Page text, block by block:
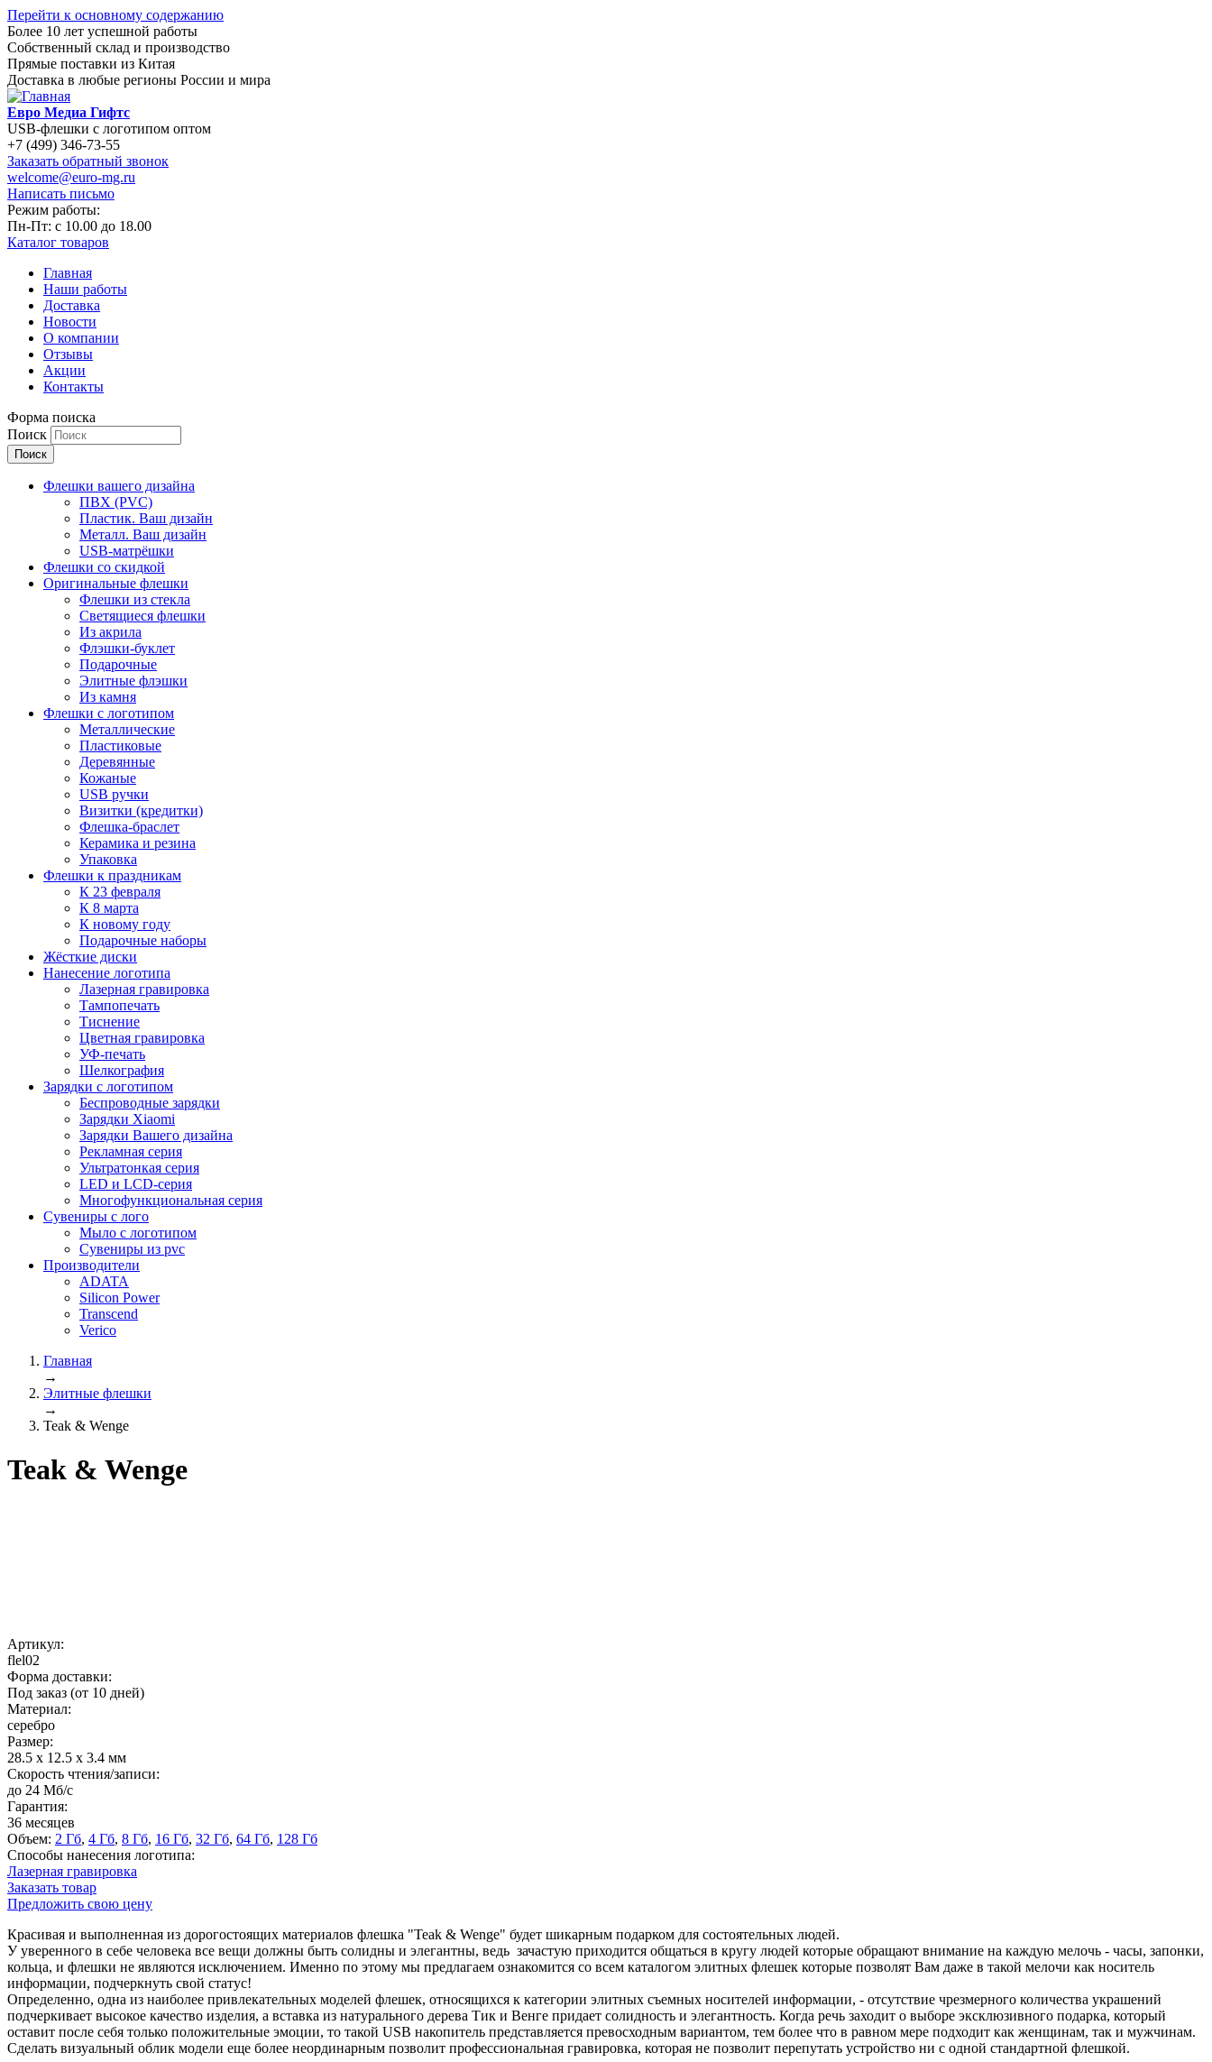
Перейти к основному содержанию
Более 10 лет успешной работы
Собственный склад и производство
Прямые поставки из Китая
Доставка в любые регионы России и мира
Евро Медиа Гифтс
USB-флешки с логотипом оптом
+7 (499) 346-73-55
Заказать обратный звонок
welcome@euro-mg.ru
Написать письмо
Режим работы:
Пн-Пт: с 10.00 до 18.00
Каталог товаров
Главная
Наши работы
Доставка
Новости
О компании
Отзывы
Акции
Контакты
Форма поиска
Поиск
Флешки вашего дизайна
ПВХ (PVC)
Пластик. Ваш дизайн
Металл. Ваш дизайн
USB-матрёшки
Флешки со скидкой
Оригинальные флешки
Флешки из стекла
Светящиеся флешки
Из акрила
Флэшки-буклет
Подарочные
Элитные флэшки
Из камня
Флешки с логотипом
Металлические
Пластиковые
Деревянные
Кожаные
USB ручки
Визитки (кредитки)
Флешка-браслет
Керамика и резина
Упаковка
Флешки к праздникам
К 23 февраля
К 8 марта
К новому году
Подарочные наборы
Жёсткие диски
Нанесение логотипа
Лазерная гравировка
Тампопечать
Тиснение
Цветная гравировка
УФ-печать
Шелкография
Зарядки с логотипом
Беспроводные зарядки
Зарядки Xiaomi
Зарядки Вашего дизайна
Рекламная серия
Ультратонкая серия
LED и LCD-серия
Многофункциональная серия
Сувениры с лого
Мыло с логотипом
Сувениры из pvc
Производители
ADATA
Silicon Power
Transcend
Verico
Главная
→
Элитные флешки
→
Teak & Wenge
Teak & Wenge
Артикул:
flel02
Форма доставки:
Под заказ (от 10 дней)
Материал:
серебро
Размер:
28.5 x 12.5 x 3.4 мм
Скорость чтения/записи:
до 24 Мб/с
Гарантия:
36 месяцев
Объем: 2 Гб, 4 Гб, 8 Гб, 16 Гб, 32 Гб, 64 Гб, 128 Гб
Способы нанесения логотипа:
Лазерная гравировка
Заказать товар
Предложить свою цену
Красивая и выполненная из дорогостоящих материалов флешка "Teak & Wenge" будет шикарным подарком для состоятельных людей.
У уверенного в себе человека все вещи должны быть солидны и элегантны, ведь зачастую приходится общаться в кругу людей которые обращают внимание на каждую мелочь - часы, запонки,
кольца, и флешки не являются исключением. Именно по этому мы предлагаем ознакомится со всем каталогом элитных флешек которые позволят Вам даже в такой мелочи как носитель
информации, подчеркнуть свой статус!
Определенно, одна из наиболее привлекательных моделей флешек, относящихся к категории элитных съемных носителей информации, - отсутствие чрезмерного количества украшений
подчеркивает высокое качество изделия, а вставка из натурального дерева Тик и Венге придает солидность и элегантность. Когда речь заходит о выборе эксклюзивного подарка, который
оставит после себя только положительные эмоции, то такой USB накопитель представляется превосходным вариантом, тем более что в равном мере подходит как женщинам, так и мужчинам.
Сделать визуальный облик модели еще более неординарным позволит профессиональная гравировка, которая не позволит перепутать устройство ни с одной стандартной флешкой.